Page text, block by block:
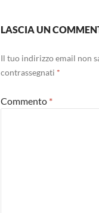
LASCIA UN
Il tuo indirizzo email non
contrassegnati *
Commento *